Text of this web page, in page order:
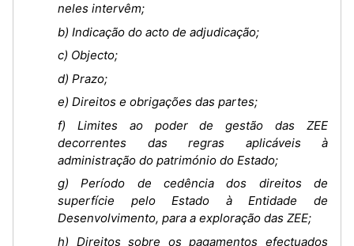
neles intervêm;
b) Indicação do acto de adjudicação;
c) Objecto;
d) Prazo;
e) Direitos e obrigações das partes;
f) Limites ao poder de gestão das ZEE
decorrentes das regras aplicáveis à
administração do património do Estado;
g) Período de cedência dos direitos de
superfície pelo Estado à Entidade de
Desenvolvimento, para a exploração das ZEE;
h) Direitos sobre os pagamentos efectuados